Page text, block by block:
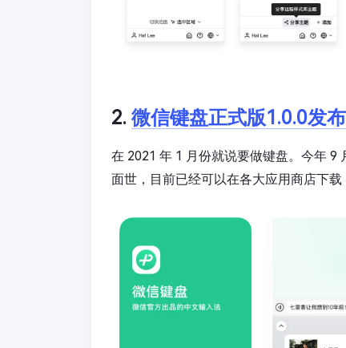
2. 微信键盘正式版1.0.0发布
在 2021 年 1 月份就说要做键盘。今年 9
面世，目前已经可以在各大应用商店下载